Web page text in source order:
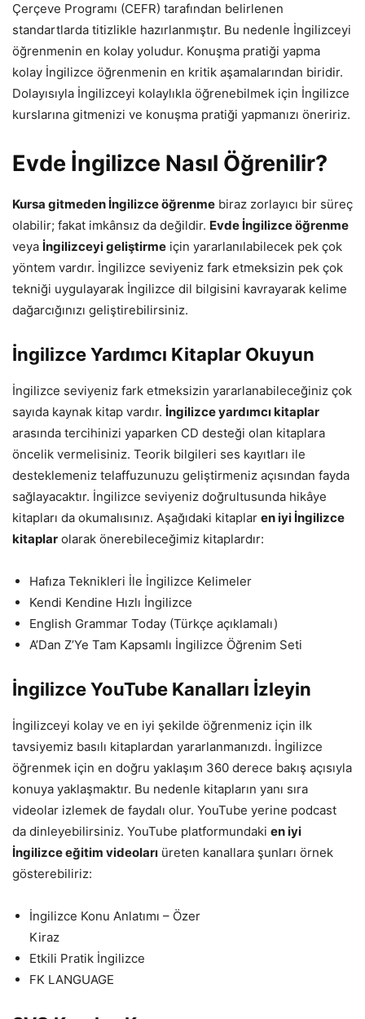
Çerçeve Programı (CEFR) tarafından belirlenen
standartlarda titizlikle hazırlanmıştır. Bu nedenle İngilizceyi
öğrenmenin en kolay yoludur. Konuşma pratiği yapma
kolay İngilizce öğrenmenin en kritik aşamalarından biridir.
Dolayısıyla İngilizceyi kolaylıkla öğrenebilmek için İngilizce
kurslarına gitmenizi ve konuşma pratiği yapmanızı öneririz.
Evde İngilizce Nasıl Öğrenilir?
Kursa gitmeden İngilizce öğrenme biraz zorlayıcı bir süreç
olabilir; fakat imkânsız da değildir. Evde İngilizce öğrenme
veya İngilizceyi geliştirme için yararlanılabilecek pek çok
yöntem vardır. İngilizce seviyeniz fark etmeksizin pek çok
tekniği uygulayarak İngilizce dil bilgisini kavrayarak kelime
dağarcığınızı geliştirebilirsiniz.
İngilizce Yardımcı Kitaplar Okuyun
İngilizce seviyeniz fark etmeksizin yararlanabileceğiniz çok
sayıda kaynak kitap vardır. İngilizce yardımcı kitaplar
arasında tercihinizi yaparken CD desteği olan kitaplara
öncelik vermelisiniz. Teorik bilgileri ses kayıtları ile
desteklemeniz telaffuzunuzu geliştirmeniz açısından fayda
sağlayacaktır. İngilizce seviyeniz doğrultusunda hikâye
kitapları da okumalısınız. Aşağıdaki kitaplar en iyi İngilizce
kitaplar olarak önerebileceğimiz kitaplardır:
Hafıza Teknikleri İle İngilizce Kelimeler
Kendi Kendine Hızlı İngilizce
English Grammar Today (Türkçe açıklamalı)
A’Dan Z’Ye Tam Kapsamlı İngilizce Öğrenim Seti
İngilizce YouTube Kanalları İzleyin
İngilizceyi kolay ve en iyi şekilde öğrenmeniz için ilk
tavsiyemiz basılı kitaplardan yararlanmanızdı. İngilizce
öğrenmek için en doğru yaklaşım 360 derece bakış açısıyla
konuya yaklaşmaktır. Bu nedenle kitapların yanı sıra
videolar izlemek de faydalı olur. YouTube yerine podcast
da dinleyebilirsiniz. YouTube platformundaki en iyi
İngilizce eğitim videoları üreten kanallara şunları örnek
gösterebiliriz:
İngilizce Konu Anlatımı – Özer
Etkili Pratik İngilizce
FK LANGUAGE